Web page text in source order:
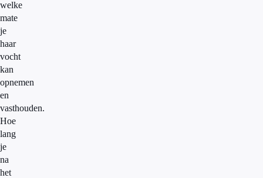
welke
mate
je
haar
vocht
kan
opnemen
en
vasthouden.
Hoe
lang
je
na
het